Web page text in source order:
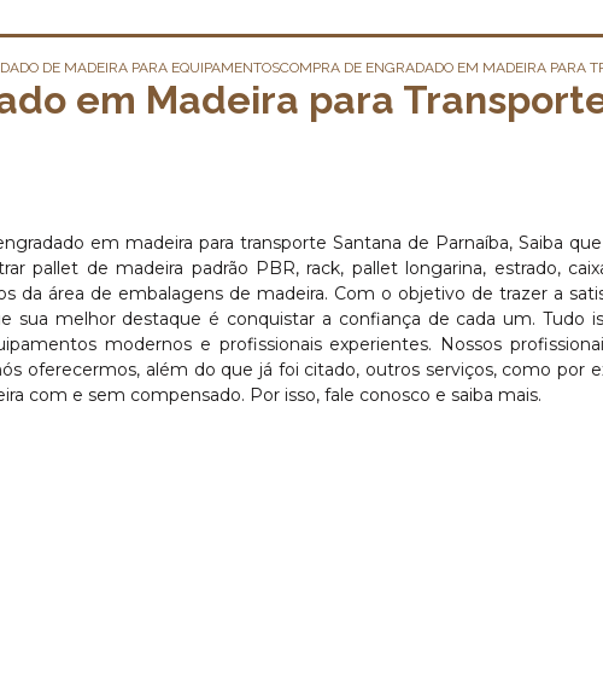
DE MADEIRA PARA EQUIPAMENTOSCOMPRA DE ENGRADADO EM MADEIRA PARA
em Madeira para
em madeira para transporte Santana de Parnaíba, Saiba
pallet de madeira padrão PBR, rack, pallet longarina, estrado,
da área de embalagens de madeira. Com o objetivo de trazer a
sua melhor destaque é conquistar a confiança de cada um. Tudo
modernos e profissionais experientes. Nossos
oferecermos, além do que já foi citado, outros serviços, como por
com e sem compensado. Por isso, fale conosco e saiba mais.